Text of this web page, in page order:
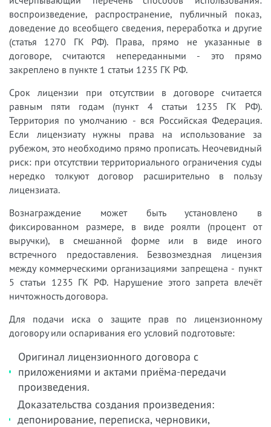
воспроизведение, распространение, публичный показ,
доведение до всеобщего сведения, переработка и другие
(статья 1270 ГК РФ). Права, прямо не указанные в
договоре, считаются непереданными - это прямо
закреплено в пункте 1 статьи 1235 ГК РФ.
Срок лицензии при отсутствии в договоре считается
равным пяти годам (пункт 4 статьи 1235 ГК РФ).
Территория по умолчанию - вся Российская Федерация.
Если лицензиату нужны права на использование за
рубежом, это необходимо прямо прописать. Неочевидный
риск: при отсутствии территориального ограничения суды
нередко толкуют договор расширительно в пользу
лицензиата.
Вознаграждение может быть установлено в
фиксированном размере, в виде роялти (процент от
выручки), в смешанной форме или в виде иного
встречного предоставления. Безвозмездная лицензия
между коммерческими организациями запрещена - пункт
5 статьи 1235 ГК РФ. Нарушение этого запрета влечёт
ничтожность договора.
Для подачи иска о защите прав по лицензионному
договору или оспаривания его условий подготовьте:
Оригинал лицензионного договора с
приложениями и актами приёма-передачи
произведения.
Доказательства создания произведения:
депонирование, переписка, черновики,